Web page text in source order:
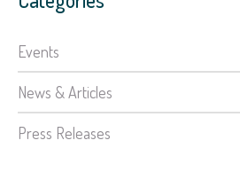
Events
News & Articles
Press Releases